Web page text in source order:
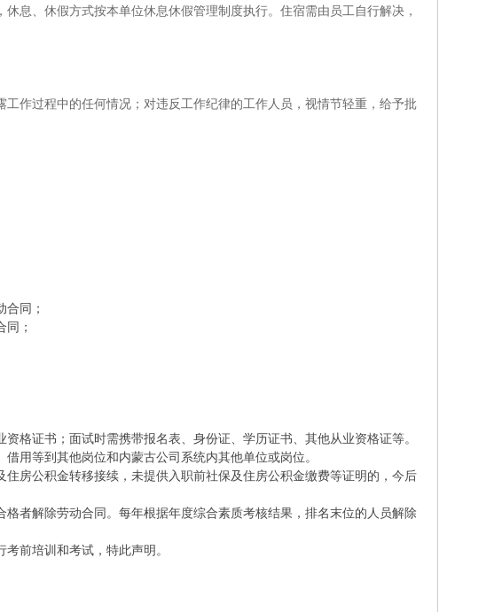
息、休假方式按本单位休息休假管理制度执行。住宿需由员工自行解决，
作过程中的任何情况；对违反工作纪律的工作人员，视情节轻重，给予批
同；
；
格证书；面试时需携带报名表、身份证、学历证书、其他从业资格证等。
用等到其他岗位和内蒙古公司系统内其他单位或岗位。
房公积金转移接续，未提供入职前社保及住房公积金缴费等证明的，今后
者解除劳动合同。每年根据年度综合素质考核结果，排名末位的人员解除
前培训和考试，特此声明。